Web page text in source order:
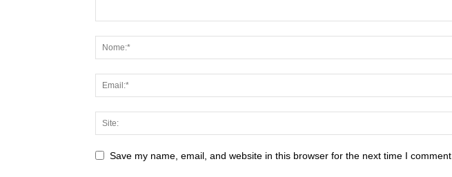
Save my name, email, and website in this browser for the next time I comment.